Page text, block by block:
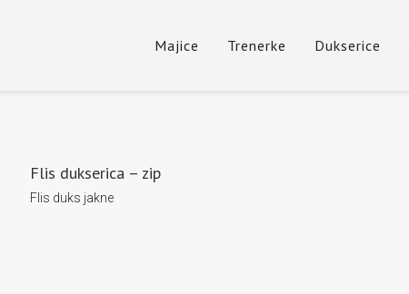
Majice Trenerke Dukserice
Flis dukserica – zip
Flis duks jakne